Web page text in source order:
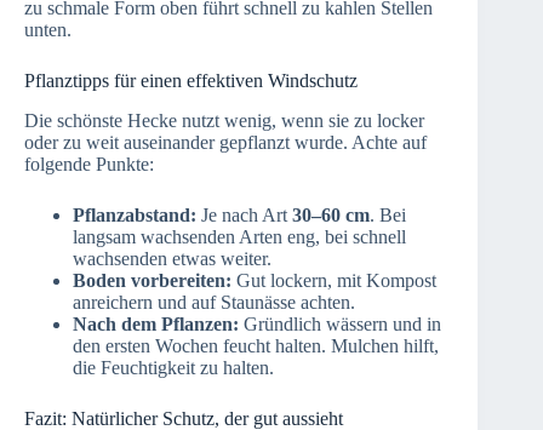
zu schmale Form oben führt schnell zu kahlen Stellen
unten.
Pflanztipps für einen effektiven Windschutz
Die schönste Hecke nutzt wenig, wenn sie zu locker
oder zu weit auseinander gepflanzt wurde. Achte auf
folgende Punkte:
Pflanzabstand: Je nach Art 30–60 cm. Bei
langsam wachsenden Arten eng, bei schnell
wachsenden etwas weiter.
Boden vorbereiten: Gut lockern, mit Kompost
anreichern und auf Staunässe achten.
Nach dem Pflanzen: Gründlich wässern und in
den ersten Wochen feucht halten. Mulchen hilft,
die Feuchtigkeit zu halten.
Fazit: Natürlicher Schutz, der gut aussieht